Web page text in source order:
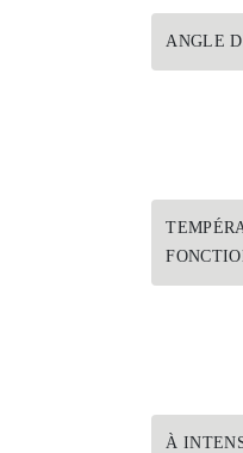
ANGLE
À